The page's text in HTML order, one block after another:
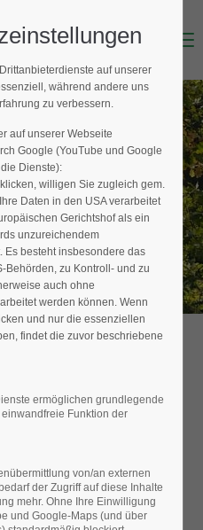
Menu
in Ihrer
Einstellungen, indem Sie
zulassen.
auf unserer
während andere uns
zu verbessern.
auf unserer Webseite
Google (YouTube und Google
Dienste):
willigen Sie zugleich gem.
Daten in den USA verarbeitet
Gerichtshof als ein
unzureichendem
Es besteht insbesondere das
Behörden, zu Kontroll- und zu
auch ohne
werden können. Wenn
und nur die essenziellen
findet die zuvor beschriebene
ermöglichen grundlegende
Funktion der
von/an externen
der Zugriff auf diese Inhalte
mehr. Ohne Ihre Einwilligung
und Google-Maps (und über